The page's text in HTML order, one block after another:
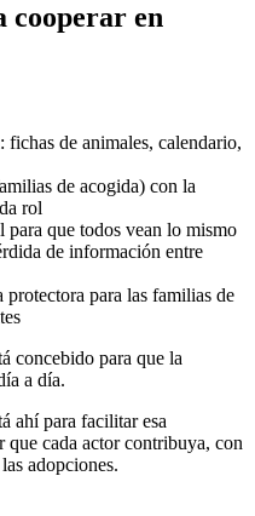
cooperar en
fichas de animales, calendario,
de acogida) con la
rol
para que todos vean lo mismo
de información entre
para las familias de
concebido para que la
a día.
ahí para facilitar esa
cada actor contribuya, con
adopciones.